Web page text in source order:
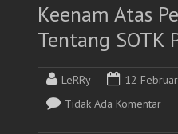
Keenam Atas
Tentang SOTK
LeRRy 12
Tidak Ada Komentar